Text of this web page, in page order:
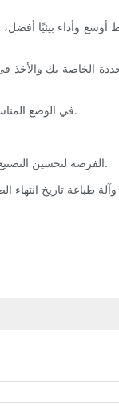
الخاصة بك والأخذ في
LEAD TECH Tعلم النفس علم الأحياء ، td td. في الوضع المناسب يمكن تبسيط العملية برمتها، مما يمكن فريقك من تقديم عمل عالي الجودة في فترة زمنية أقصر.
توفر طابعة cij الفرصة لتحسين التصنيع وجمع بيانات المنتج، بالإضافة إلى التعليقات المباشرة، مما يمكّن الشركات من فهم قاعدة عملائها بشكل أفضل والاستجابة وفقًا لذلك.